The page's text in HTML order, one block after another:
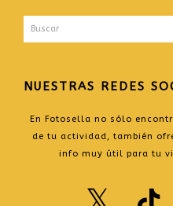
Buscar
NUESTRAS REDES
En Fotosella no sólo
de tu actividad, también
info muy útil para tu